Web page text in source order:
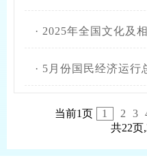
· 2025年全国文化及
· 5月份国民经济运行
当前1页 1 2 3
共22页